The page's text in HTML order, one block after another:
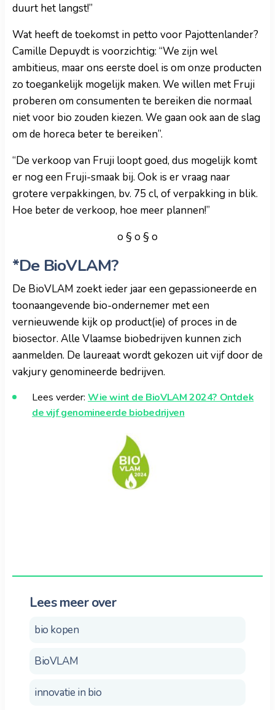
duurt het langst!”
Wat heeft de toekomst in petto voor Pajottenlander?
Camille Depuydt is voorzichtig: “We zijn wel
ambitieus, maar ons eerste doel is om onze producten
zo toegankelijk mogelijk maken. We willen met Fruji
proberen om consumenten te bereiken die normaal
niet voor bio zouden kiezen. We gaan ook aan de slag
om de horeca beter te bereiken”.
“De verkoop van Fruji loopt goed, dus mogelijk komt
er nog een Fruji-smaak bij. Ook is er vraag naar
grotere verpakkingen, bv. 75 cl, of verpakking in blik.
Hoe beter de verkoop, hoe meer plannen!”
o § o § o
*De BioVLAM?
De BioVLAM zoekt ieder jaar een gepassioneerde en
toonaangevende bio-ondernemer met een
vernieuwende kijk op product(ie) of proces in de
biosector. AlleVlaamse biobedrijven kunnen zich
aanmelden. De laureaat wordt gekozen uit vijf door de
vakjury genomineerde bedrijven.
Lees verder: Wie wint de BioVLAM 2024? Ontdek
de vijf genomineerde biobedrijven
Lees meer over
bio kopen
BioVLAM
innovatie in bio